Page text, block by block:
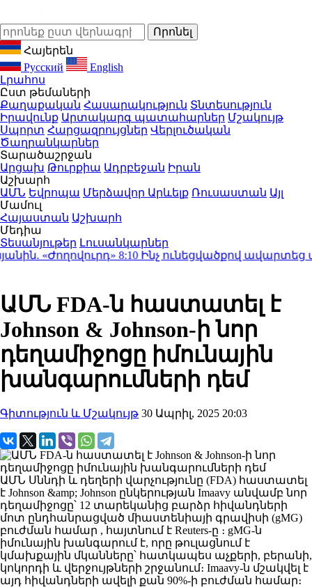
Հայերեն
Русский
English
Լրահոս
Ըստ թեմաների
Քաղաքական Հասարակություն Տնտեսություն
Իրավունք Արտակարգ պատահարներ Մշակույթ
Սպորտ Հարցազրույցներ Վերլուծական
Ծաղրանկարներ
Տարածաշրջան
Արցախ Թուրքիա Ադրբեջան Իրան
Աշխարհ
ԱՄՆ Եվրոպա Մերձավոր Արևելք Ռուսաստան Այլ
Մամուլ
Հայաստան Աշխարհ
Մեդիա
Տեսանյութեր Լուսանկարներ
«Ժողովուրդ»8:10Ինչ ունեցվածքով ավարտեց
ԱՄՆ FDA-ն հաստատել է
Johnson & Johnson-ի նոր
դեղամիջոցը իմունային
խանգարումների դեմ
Գիտություն և Մշակույթ 30 Ապրիլ, 2025 20:03
ԱՄՆ Սննդի և դեղերի վարչությունը (FDA) հաստատել
է Johnson &amp; Johnson ընկերության Imaavy անվամբ նոր
դեղամիջոցը՝ 12 տարեկանից բարձր հիվանդների
մոտ ընդհանրացված միաստենիայի գրավիսի (gMG)
բուժման համար , հայտնում է Reuters-ը ։ gMG-ն
իմունային խանգարում է, որը թուլացնում է
կմախքային մկանները՝ հատկապես աչքերի, բերանի,
կոկորդի և վերջույթների շրջանում։ Imaavy-ն մշակվել է
այդ հիվանդների ավելի քան 90%-ի բուժման համար։